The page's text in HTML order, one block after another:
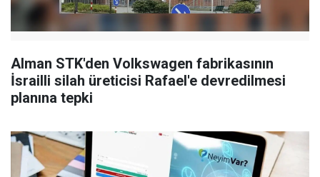
Alman STK'den Volkswagen fabrikasının
İsrailli silah üreticisi Rafael'e devredilmesi
planına tepki